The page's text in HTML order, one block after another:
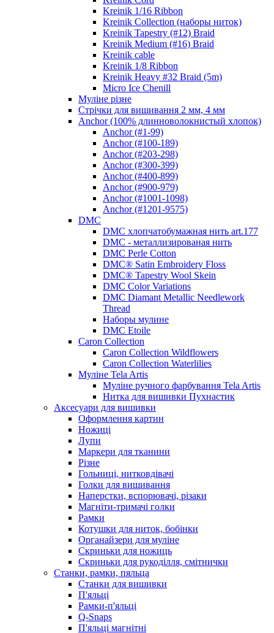
Kreinik 1/16 Ribbon
Kreinik Collection (наборы ниток)
Kreinik Tapestry (#12) Braid
Kreinik Medium (#16) Braid
Kreinik cable
Kreinik 1/8 Ribbon
Kreinik Heavy #32 Braid (5m)
Micro Ice Chenill
Муліне різне
Стрічки для вишивання 2 мм, 4 мм
Anchor (100% длинноволокнистый хлопок)
Anchor (#1-99)
Anchor (#100-189)
Anchor (#203-298)
Anchor (#300-399)
Anchor (#400-899)
Anchor (#900-979)
Anchor (#1001-1098)
Anchor (#1201-9575)
DMC
DMC хлопчатобумажная нить art.177
DMC - металлизированая нить
DMC Perle Cotton
DMC® Satin Embroidery Floss
DMC® Tapestry Wool Skein
DMC Color Variations
DMC Diamant Metallic Needlework
Thread
Наборы мулине
DMC Etoile
Caron Collection
Caron Collection Wildflowers
Caron Collection Waterlilies
Муліне Tela Artis
Муліне ручного фарбування Tela Artis
Нитка для вишивки Пухнастик
Аксесуари для вишивки
Оформлення картин
Ножиці
Лупи
Маркери для тканини
Різне
Гольниці, нитковдівачі
Голки для вишивання
Наперстки, вспорювачі, різаки
Магніти-тримачі голки
Рамки
Котушки для ниток, бобінки
Органайзери для муліне
Скриньки для ножиць
Скриньки для рукоділля, смітнички
Станки, рамки, пяльца
Станки для вишивки
П'яльці
Рамки-п'яльці
Q-Snaps
П'яльці магнітні